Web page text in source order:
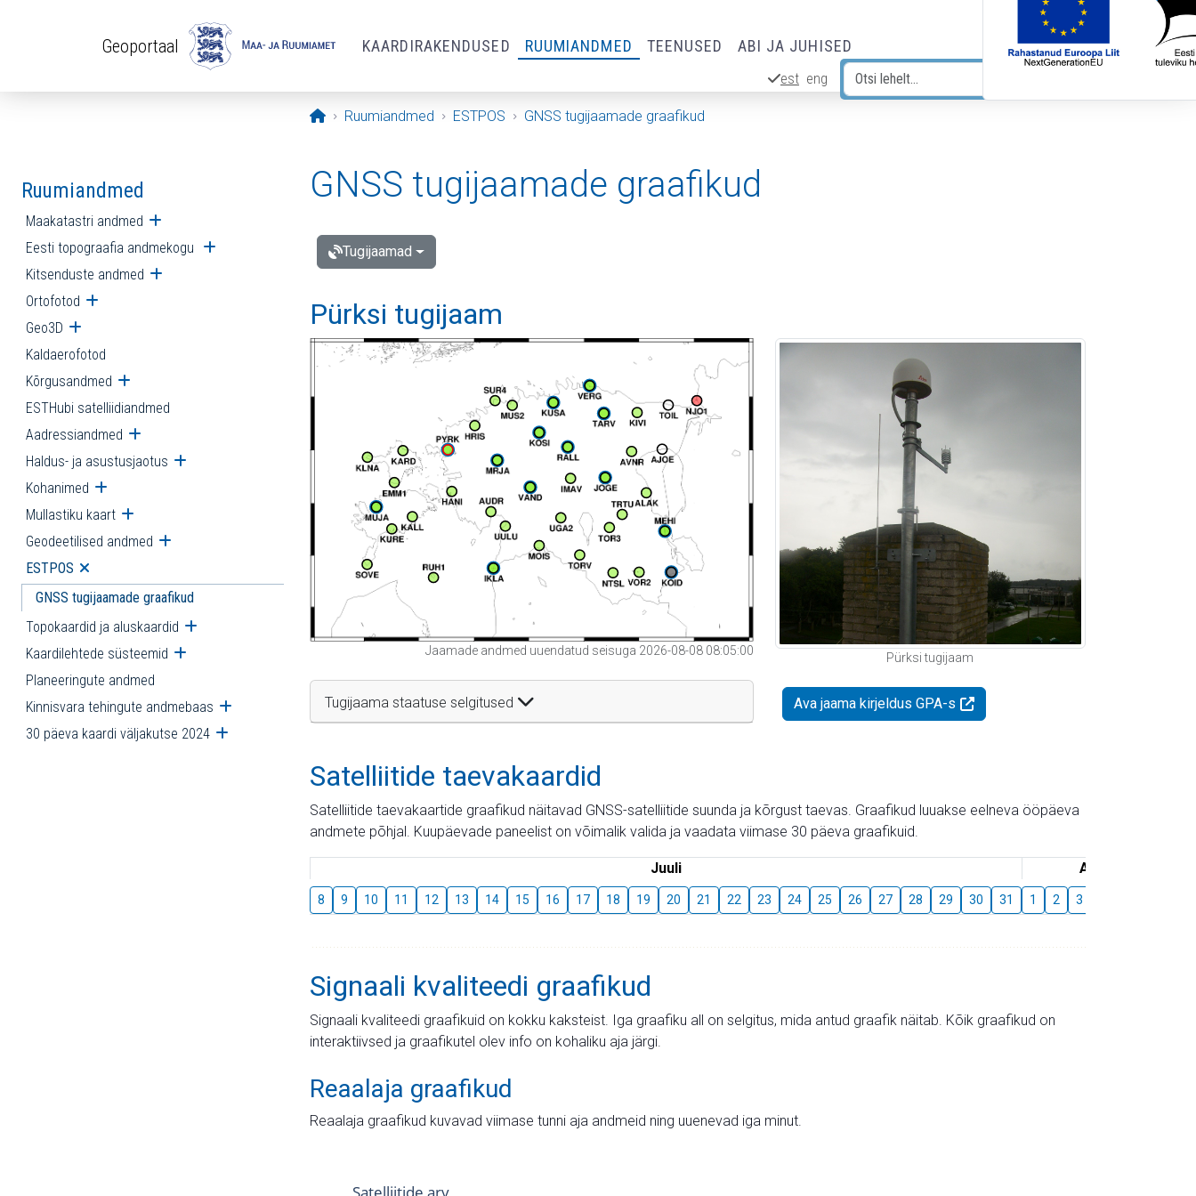
Geoportaal KAARDIRAKENDUSED RUUMIANDMED TEENUSED ABI JA JUHISED
est eng
Avaleht
Ruumiandmed ESTPOS GNSS tugijaamade graafikud
Ruumiandmed
Maakatastri andmed Ava alammenüü
Eesti topograafia andmekogu Ava alammenüü
Kitsenduste andmed Ava alammenüü
Ortofotod Ava alammenüü
Geo3D Ava alammenüü
Kaldaerofotod
Kõrgusandmed Ava alammenüü
ESTHubi satelliidiandmed
Aadressiandmed Ava alammenüü
Haldus- ja asustusjaotus Ava alammenüü
Kohanimed Ava alammenüü
Mullastiku kaart Ava alammenüü
Geodeetilised andmed Ava alammenüü
ESTPOS Ava alammenüü
GNSS tugijaamade graafikud
Topokaardid ja aluskaardid Ava alammenüü
Kaardilehtede süsteemid Ava alammenüü
Planeeringute andmed
Kinnisvara tehingute andmebaas Ava alammenüü
30 päeva kaardi väljakutse 2024 Ava alammenüü
GNSS tugijaamade graafikud
Tugijaamad
Pürksi tugijaam
Jaamade andmed uuendatud seisuga 2026-08-08 08:05:00
Tugijaama staatuse selgitused
Pürksi tugijaam
Ava jaama kirjeldus GPA-s
Satelliitide taevakaardid
Satelliitide taevakaartide graafikud näitavad GNSS-satelliitide suunda ja kõrgust taevas. Graafikud luuakse eelneva ööpäeva
andmete põhjal. Kuupäevade paneelist on võimalik valida ja vaadata viimase 30 päeva graafikuid.
Juuli August
8 9 10 11 12 13 14 15 16 17 18 19 20 21 22 23 24 25 26 27 28 29 30 31 1 2 3
Signaali kvaliteedi graafikud
Signaali kvaliteedi graafikuid on kokku kaksteist. Iga graafiku all on selgitus, mida antud graafik näitab. Kõik graafikud on
interaktiivsed ja graafikutel olev info on kohaliku aja järgi.
Reaalaja graafikud
Reaalaja graafikud kuvavad viimase tunni aja andmeid ning uuenevad iga minut.